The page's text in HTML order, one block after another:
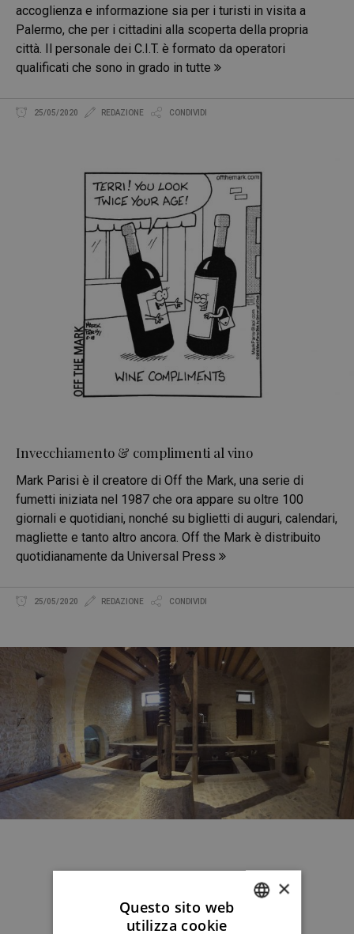
accoglienza e informazione sia per i turisti in visita a
Palermo, che per i cittadini alla scoperta della propria
città. Il personale dei C.I.T. è formato da operatori
qualificati che sono in grado in tutte
25/05/2020 REDAZIONE CONDIVIDI
Invecchiamento & complimenti al vino
Mark Parisi è il creatore di Off the Mark, una serie di
fumetti iniziata nel 1987 che ora appare su oltre 100
giornali e quotidiani, nonché su biglietti di auguri, calendari,
magliette e tanto altro ancora. Off the Mark è distribuito
quotidianamente da Universal Press
25/05/2020 REDAZIONE CONDIVIDI
×
Questo sito web
utilizza cookie